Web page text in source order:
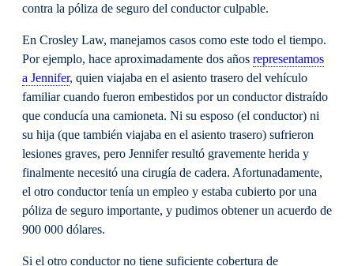
contra la póliza de seguro del conductor culpable.
En Crosley Law, manejamos casos como este todo el tiempo.
Por ejemplo, hace aproximadamente dos años representamos
a Jennifer, quien viajaba en el asiento trasero del vehículo
familiar cuando fueron embestidos por un conductor distraído
que conducía una camioneta. Ni su esposo (el conductor) ni
su hija (que también viajaba en el asiento trasero) sufrieron
lesiones graves, pero Jennifer resultó gravemente herida y
finalmente necesitó una cirugía de cadera. Afortunadamente,
el otro conductor tenía un empleo y estaba cubierto por una
póliza de seguro importante, y pudimos obtener un acuerdo de
900 000 dólares.
Si el otro conductor no tiene suficiente cobertura de